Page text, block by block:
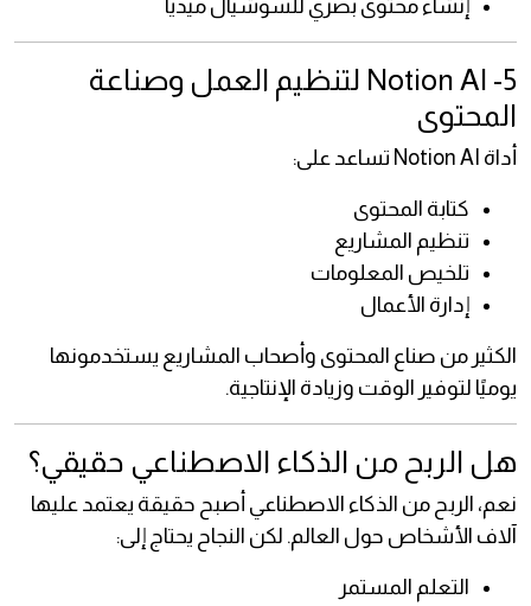
إنشاء محتوى بصري للسوشيال ميديا
5- Notion AI لتنظيم العمل وصناعة
المحتوى
أداة Notion AI تساعد على:
كتابة المحتوى
تنظيم المشاريع
تلخيص المعلومات
إدارة الأعمال
الكثير من صناع المحتوى وأصحاب المشاريع يستخدمونها
يوميًا لتوفير الوقت وزيادة الإنتاجية.
هل الربح من الذكاء الاصطناعي حقيقي؟
نعم، الربح من الذكاء الاصطناعي أصبح حقيقة يعتمد عليها
آلاف الأشخاص حول العالم. لكن النجاح يحتاج إلى:
التعلم المستمر